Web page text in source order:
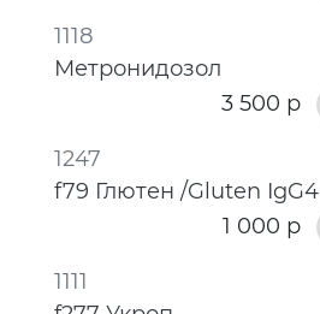
1118
Метронидозол
3 500 р
1247
f79 Глютен /Gluten IgG4
1 000 р
1111